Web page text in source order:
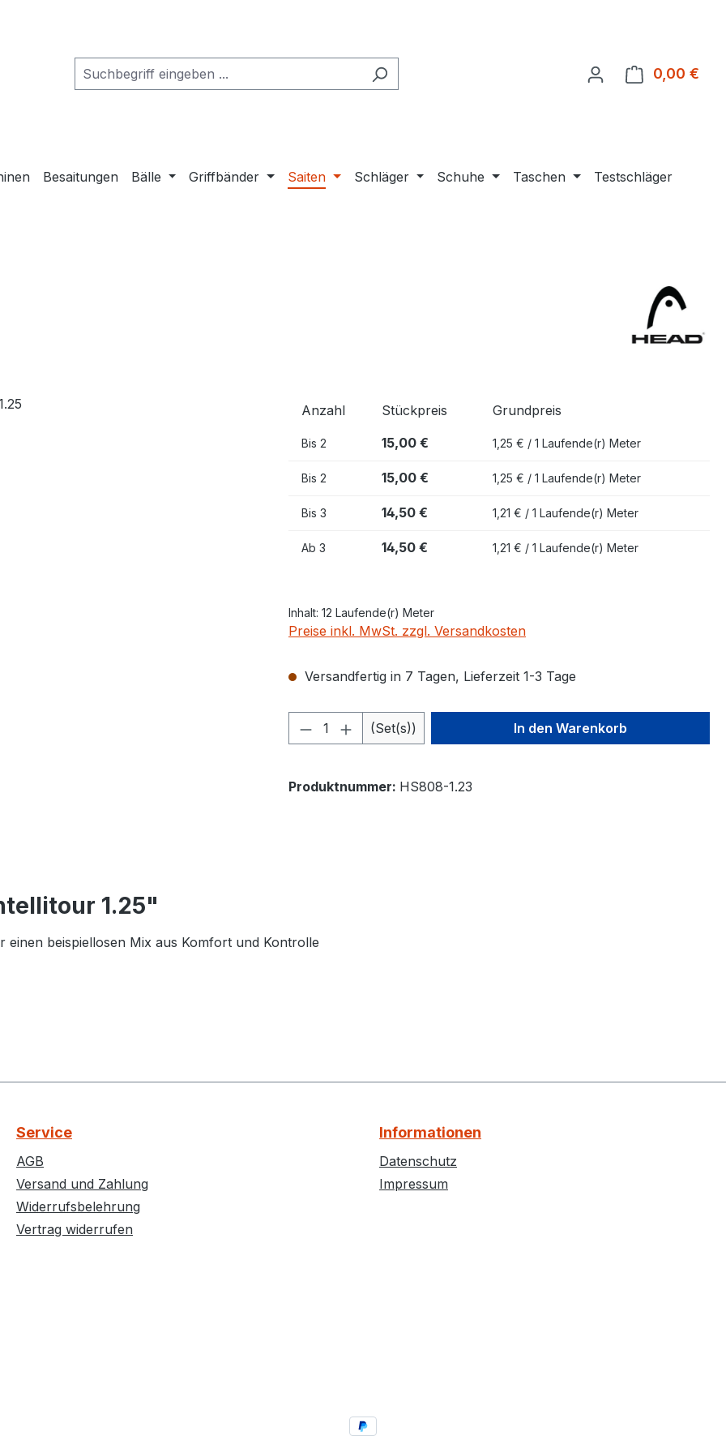
0,00 €
Besaitungen Bälle Griffbänder Saiten Schläger Schuhe Taschen
Testschläger
Anzahl Stückpreis Grundpreis
Bis 2 15,00 € 1,25 € / 1 Laufende(r) Meter
Bis 2 15,00 € 1,25 € / 1 Laufende(r) Meter
Bis 3 14,50 € 1,21 € / 1 Laufende(r) Meter
Ab 3 14,50 € 1,21 € / 1 Laufende(r) Meter
Inhalt: 12 Laufende(r) Meter
Preise inkl. MwSt. zzgl. Versandkosten
Versandfertig in 7 Tagen, Lieferzeit 1-3 Tage
Produkt Anzahl: Gib den gewünschten Wert
(Set(s)) In den Warenkorb
Produktnummer: HS808-1.23
1.25"
einen beispiellosen Mix aus Komfort und Kontrolle
Service
AGB
Versand und Zahlung
Widerrufsbelehrung
Vertrag widerrufen
Informationen
Datenschutz
Impressum